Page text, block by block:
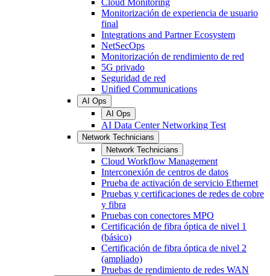
Cloud Monitoring
Monitorización de experiencia de usuario
final
Integrations and Partner Ecosystem
NetSecOps
Monitorización de rendimiento de red
5G privado
Seguridad de red
Unified Communications
AI Ops
AI Ops
AI Data Center Networking Test
Network Technicians
Network Technicians
Cloud Workflow Management
Interconexión de centros de datos
Prueba de activación de servicio Ethernet
Pruebas y certificaciones de redes de cobre
y fibra
Pruebas con conectores MPO
Certificación de fibra óptica de nivel 1
(básico)
Certificación de fibra óptica de nivel 2
(ampliado)
Pruebas de rendimiento de redes WAN